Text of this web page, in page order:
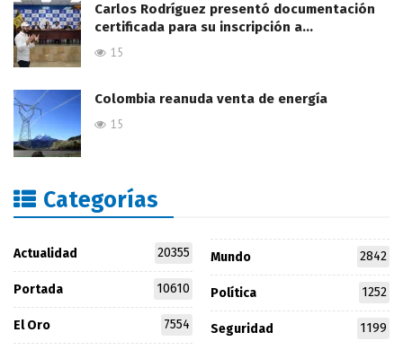
Carlos Rodríguez presentó documentación
certificada para su inscripción a…
15
Colombia reanuda venta de energía
15
Categorías
Actualidad 20355
Portada 10610
El Oro 7554
Mundo 2842
Política 1252
Seguridad 1199